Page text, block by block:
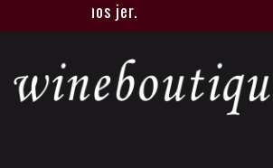
eller hos jer.